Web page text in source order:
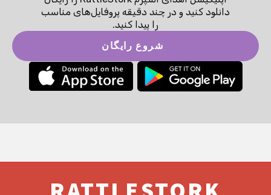
دانلود کنید و در چند دقیقه پروفایل‌های مناسب
را پیدا کنید.
شروع رایگان